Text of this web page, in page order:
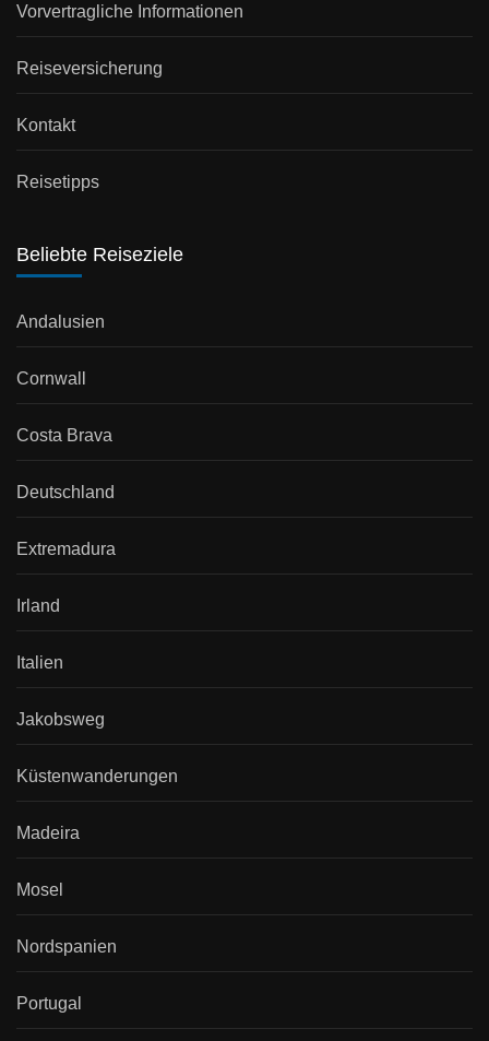
Vorvertragliche Informationen
Reiseversicherung
Kontakt
Reisetipps
Beliebte Reiseziele
Andalusien
Cornwall
Costa Brava
Deutschland
Extremadura
Irland
Italien
Jakobsweg
Küstenwanderungen
Madeira
Mosel
Nordspanien
Portugal